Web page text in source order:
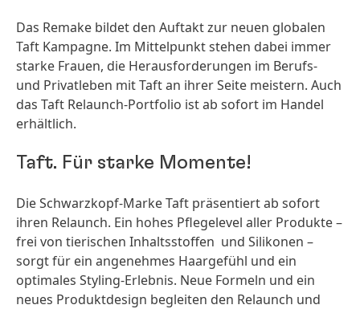
Das Remake bildet den Auftakt zur neuen globalen
Taft Kampagne. Im Mittelpunkt stehen dabei immer
starke Frauen, die Herausforderungen im Berufs-
und Privatleben mit Taft an ihrer Seite meistern. Auch
das Taft Relaunch-Portfolio ist ab sofort im Handel
erhältlich.
Taft. Für starke Momente!
Die Schwarzkopf-Marke Taft präsentiert ab sofort
ihren Relaunch. Ein hohes Pflegelevel aller Produkte –
frei von tierischen Inhaltsstoffen und Silikonen –
sorgt für ein angenehmes Haargefühl und ein
optimales Styling-Erlebnis. Neue Formeln und ein
neues Produktdesign begleiten den Relaunch und